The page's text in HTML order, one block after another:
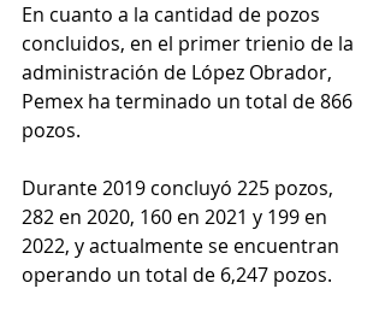
En cuanto a la cantidad de pozos
concluidos, en el primer trienio de la
administración de López Obrador,
Pemex ha terminado un total de 866
pozos.
Durante 2019 concluyó 225 pozos,
282 en 2020, 160 en 2021 y 199 en
2022, y actualmente se encuentran
operando un total de 6,247 pozos.